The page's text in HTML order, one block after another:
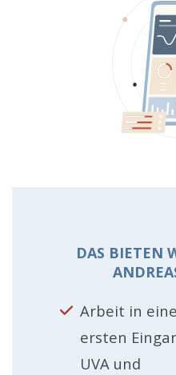
DAS BIETEN
Arbeit in
ersten
UVA und